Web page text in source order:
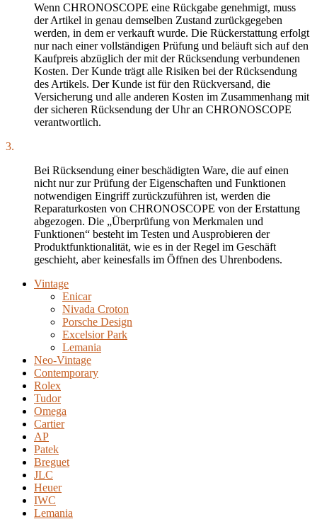
Wenn CHRONOSCOPE eine Rückgabe genehmigt, muss
der Artikel in genau demselben Zustand zurückgegeben
werden, in dem er verkauft wurde. Die Rückerstattung erfolgt
nur nach einer vollständigen Prüfung und beläuft sich auf den
Kaufpreis abzüglich der mit der Rücksendung verbundenen
Kosten. Der Kunde trägt alle Risiken bei der Rücksendung
des Artikels. Der Kunde ist für den Rückversand, die
Versicherung und alle anderen Kosten im Zusammenhang mit
der sicheren Rücksendung der Uhr an CHRONOSCOPE
verantwortlich.
3.
Bei Rücksendung einer beschädigten Ware, die auf einen
nicht nur zur Prüfung der Eigenschaften und Funktionen
notwendigen Eingriff zurückzuführen ist, werden die
Reparaturkosten von CHRONOSCOPE von der Erstattung
abgezogen. Die „Überprüfung von Merkmalen und
Funktionen“ besteht im Testen und Ausprobieren der
Produktfunktionalität, wie es in der Regel im Geschäft
geschieht, aber keinesfalls im Öffnen des Uhrenbodens.
Vintage
Enicar
Nivada Croton
Porsche Design
Excelsior Park
Lemania
Neo-Vintage
Contemporary
Rolex
Tudor
Omega
Cartier
AP
Patek
Breguet
JLC
Heuer
IWC
Lemania